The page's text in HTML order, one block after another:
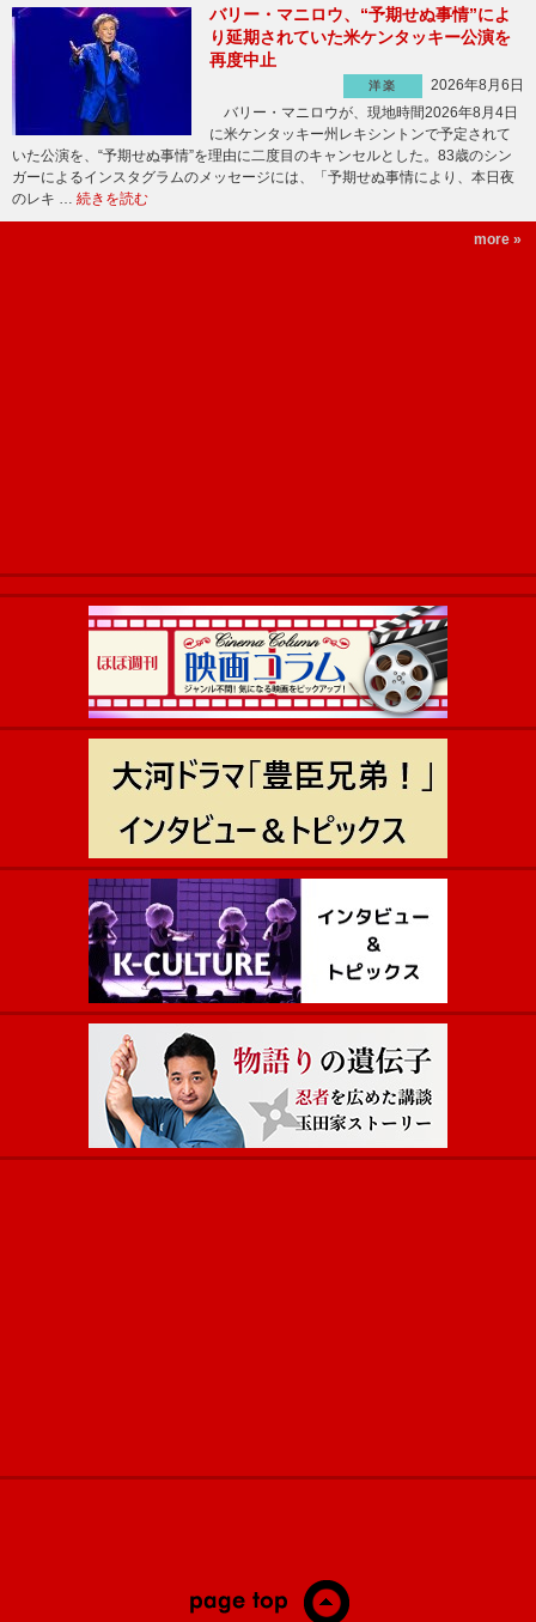
バリー・マニロウ、“予期せぬ事情”によ
り延期されていた米ケンタッキー公演を
再度中止
洋楽
2026年8月6日
バリー・マニロウが、現地時間2026年8月4日
に米ケンタッキー州レキシントンで予定されて
いた公演を、“予期せぬ事情”を理由に二度目のキャンセルとした。83歳のシン
ガーによるインスタグラムのメッセージには、「予期せぬ事情により、本日夜
のレキ … 続きを読む
more »